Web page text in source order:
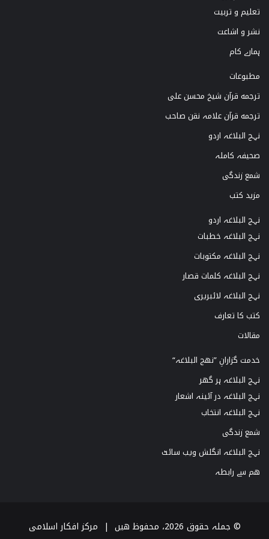
تعلیم و تربیت
نشر و اشاعت
ہمارے کام
مطبوعات
ترجمه قرآن شیخ محسن علی
ترجمه قرآن علامہ نقن صاحب
نہج البلاغہ اردو
صحیفہ کاملہ
شمع زندگی
مزید کتب
نہج البلاغہ اردو
نہج البلاغہ خطبات
نہج البلاغہ مکتوبات
نہج البلاغہ کلمات قصار
نہج البلاغہ لائبریری
کتب کا تعارف
مقالات
خدمت گزارانِ ”نھج البلاغہ“
نہج البلاغہ ہر گھر
نہج البلاغہ در آئینہ اشعار
نہج البلاغہ انتخاب
شمع زندگی
نہج البلاغہ انگلش ویب سائٹ
ھم سے رابطہ
© جملہ حقوق 2026، محفوظ ھیں | مرکز افکار اسلامی